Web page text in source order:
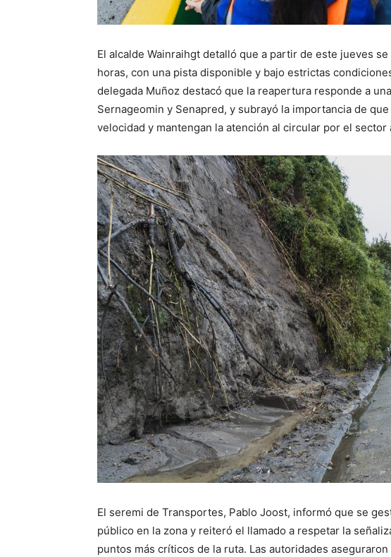
El alcalde Wainraihgt detalló que a partir de este jueves
horas, con una pista disponible y bajo estrictas
delegada Muñoz destacó que la reapertura responde a
Sernageomin y Senapred, y subrayó la importancia de
velocidad y mantengan la atención al circular por el sector
El seremi de Transportes, Pablo Joost, informó que se
público en la zona y reiteró el llamado a respetar la
puntos más críticos de la ruta. Las autoridades